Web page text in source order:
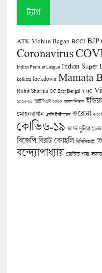
ট্যাগ
ATK Mohun Bagan BCCI BJP
Coronavirus
Indian Premier League Indian Super
kolkata lockdown Mamata
Rohit Sharma SC East Bengal TMC
২০২০-২১ আইপিএল ২০২০ আফগানিস্তান
মোহনবাগান এসসি ইস্টবেঙ্গল করোনা
কোভিড-১৯ জাস্ট দুনিয়া ডেস্ক
বিজেপি বিরাট কোহলি বিসিসিআই
বন্দ্যোপাধ্যায় রোহিত শর্মা